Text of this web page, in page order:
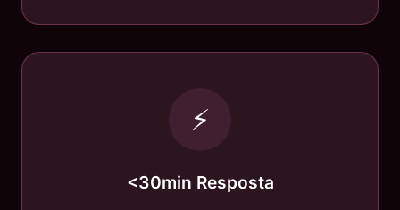
⚡
<30min Resposta